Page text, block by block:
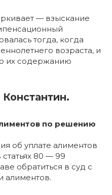
— взыскание
тогда, когда
возраста, и
их содержанию
по решению
об уплате алиментов
80 — 99
обратиться в суд с
алиментов.